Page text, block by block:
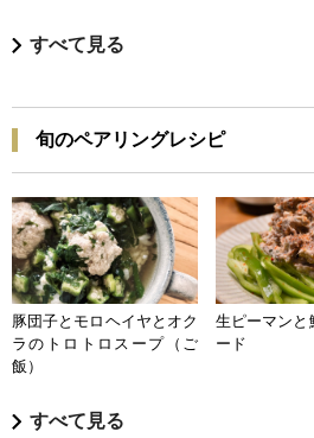
すべて見る
旬のペアリングレシピ
豚団子とモロヘイヤとオク
ラのトロトロスープ（ご
飯）
生ピーマンと
ード
すべて見る